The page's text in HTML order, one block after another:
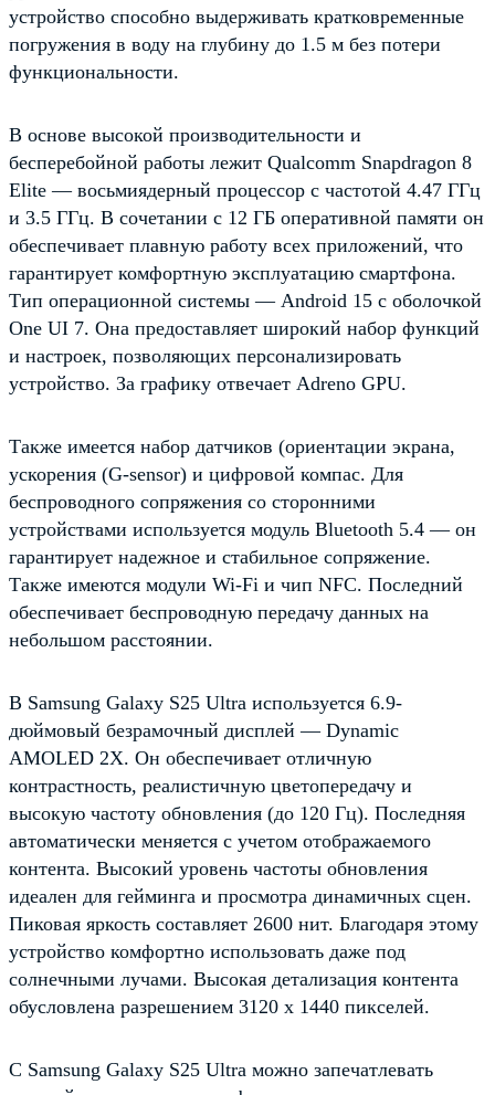
устройство способно выдерживать кратковременные
погружения в воду на глубину до 1.5 м без потери
функциональности.
В основе высокой производительности и
бесперебойной работы лежит Qualcomm Snapdragon 8
Elite — восьмиядерный процессор с частотой 4.47 ГГц
и 3.5 ГГц. В сочетании с 12 ГБ оперативной памяти он
обеспечивает плавную работу всех приложений, что
гарантирует комфортную эксплуатацию смартфона.
Тип операционной системы — Android 15 с оболочкой
One UI 7. Она предоставляет широкий набор функций
и настроек, позволяющих персонализировать
устройство. За графику отвечает Adreno GPU.
Также имеется набор датчиков (ориентации экрана,
ускорения (G-sensor) и цифровой компас. Для
беспроводного сопряжения со сторонними
устройствами используется модуль Bluetooth 5.4 — он
гарантирует надежное и стабильное сопряжение.
Также имеются модули Wi-Fi и чип NFC. Последний
обеспечивает беспроводную передачу данных на
небольшом расстоянии.
В Samsung Galaxy S25 Ultra используется 6.9-
дюймовый безрамочный дисплей — Dynamic
AMOLED 2X. Он обеспечивает отличную
контрастность, реалистичную цветопередачу и
высокую частоту обновления (до 120 Гц). Последняя
автоматически меняется с учетом отображаемого
контента. Высокий уровень частоты обновления
идеален для гейминга и просмотра динамичных сцен.
Пиковая яркость составляет 2600 нит. Благодаря этому
устройство комфортно использовать даже под
солнечными лучами. Высокая детализация контента
обусловлена разрешением 3120 х 1440 пикселей.
С Samsung Galaxy S25 Ultra можно запечатлевать